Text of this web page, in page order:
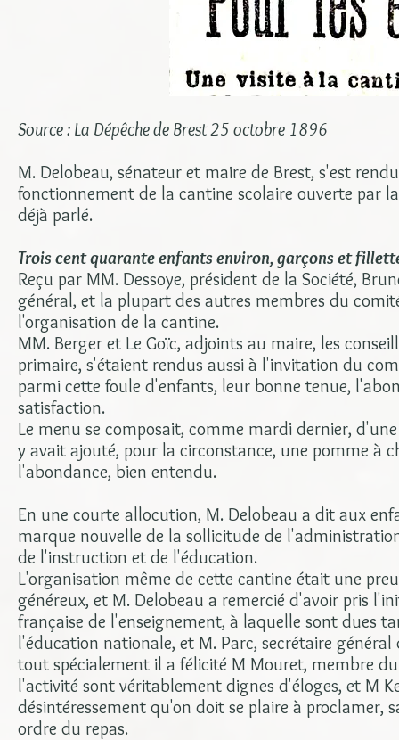
Source : La Dépêche de Brest 25 octobre 1896
M. Delobeau, sénateur et maire de Brest, s'est
fonctionnement de la cantine scolaire ouverte par
déjà parlé.
Trois cent quarante enfants environ, garçons et
Reçu par MM. Dessoye, président de la Société,
général, et la plupart des autres membres du
l'organisation de la cantine.
MM. Berger et Le Goïc, adjoints au maire, les
primaire, s'étaient rendus aussi à l'invitation du
parmi cette foule d'enfants, leur bonne tenue,
satisfaction.
Le menu se composait, comme mardi dernier,
y avait ajouté, pour la circonstance, une pomme à
l'abondance, bien entendu.
En une courte allocution, M. Delobeau a dit aux
marque nouvelle de la sollicitude de
de l'instruction et de l'éducation.
L'organisation même de cette cantine était une
généreux, et M. Delobeau a remercié d'avoir pris
française de l'enseignement, à laquelle sont dues
l'éducation nationale, et M. Parc, secrétaire
tout spécialement il a félicité M Mouret, membre
l'activité sont véritablement dignes d'éloges, et M
désintéressement qu'on doit se plaire à proclamer,
ordre du repas.